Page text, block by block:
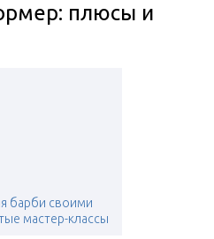
плюсы и
барби своими
мастер-классы